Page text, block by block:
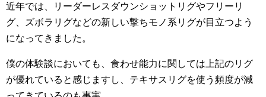
近年では、リーダーレスダウンショットリグやフリーリ
グ、ズボラリグなどの新しい撃ちモノ系リグが目立つよう
になってきました。
僕の体験談においても、食わせ能力に関しては上記のリグ
が優れていると感じますし、テキサスリグを使う頻度が減